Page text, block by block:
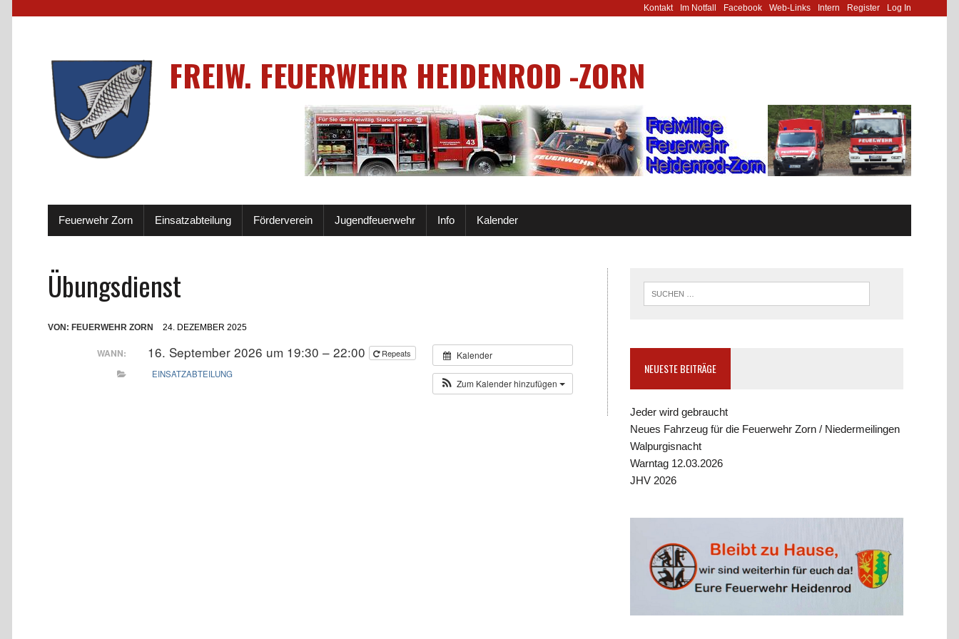
Kontakt Im Notfall Facebook Web-Links Intern Register Log In
FREIW. FEUERWEHR HEIDENROD -ZORN
Feuerwehr Zorn Einsatzabteilung Förderverein Jugendfeuerwehr Info Kalender
Übungsdienst
VON: FEUERWEHR ZORN 24. DEZEMBER 2025
Kalender
Zum Kalender hinzufügen
WANN: 16. September 2026 um 19:30 – 22:00
Repeats
EINSATZABTEILUNG
NEUESTE BEITRÄGE
Jeder wird gebraucht
Neues Fahrzeug für die Feuerwehr Zorn / Niedermeilingen
Walpurgisnacht
Warntag 12.03.2026
JHV 2026